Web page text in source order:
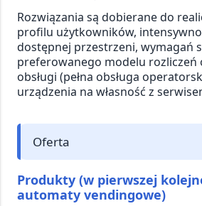
Rozwiązania są dobierane do
profilu użytkowników,
dostępnej przestrzeni, wymagań
preferowanego modelu rozliczeń
obsługi (pełna obsługa
urządzenia na własność z
Oferta
Produkty (w pierwszej
automaty vendingowe)